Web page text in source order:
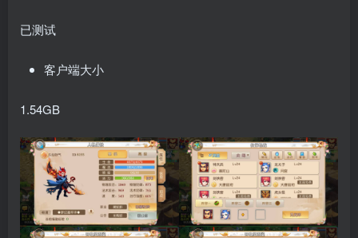
已测试
客户端大小
1.54GB